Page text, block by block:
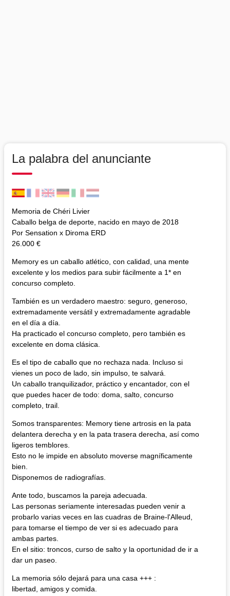
La palabra del anunciante
Memoria de Chéri Livier
Caballo belga de deporte, nacido en mayo de 2018
Por Sensation x Diroma ERD
26.000 €
Memory es un caballo atlético, con calidad, una mente
excelente y los medios para subir fácilmente a 1* en
concurso completo.
También es un verdadero maestro: seguro, generoso,
extremadamente versátil y extremadamente agradable
en el día a día.
Ha practicado el concurso completo, pero también es
excelente en doma clásica.
Es el tipo de caballo que no rechaza nada. Incluso si
vienes un poco de lado, sin impulso, te salvará.
Un caballo tranquilizador, práctico y encantador, con el
que puedes hacer de todo: doma, salto, concurso
completo, trail.
Somos transparentes: Memory tiene artrosis en la pata
delantera derecha y en la pata trasera derecha, así como
ligeros temblores.
Esto no le impide en absoluto moverse magníficamente
bien.
Disponemos de radiografías.
Ante todo, buscamos la pareja adecuada.
Las personas seriamente interesadas pueden venir a
probarlo varias veces en las cuadras de Braine-l'Alleud,
para tomarse el tiempo de ver si es adecuado para
ambas partes.
En el sitio: troncos, curso de salto y la oportunidad de ir a
dar un paseo.
La memoria sólo dejará para una casa +++ :
libertad, amigos y comida.